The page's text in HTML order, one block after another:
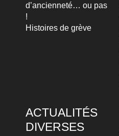
d’ancienneté… ou pas
!
Histoires de grève
ACTUALITÉS
DIVERSES